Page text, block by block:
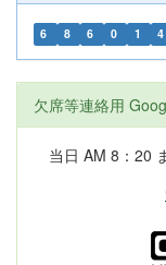
6 8 6 0 1 4
欠席等連絡用
当日 AM 8：20